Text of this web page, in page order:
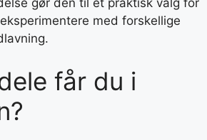
gør den til et praktisk valg for
med forskellige
får du i